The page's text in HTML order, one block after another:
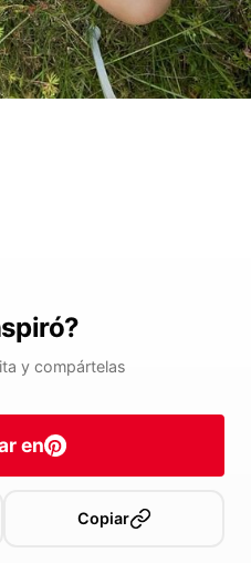
y compártelas
en
Copiar